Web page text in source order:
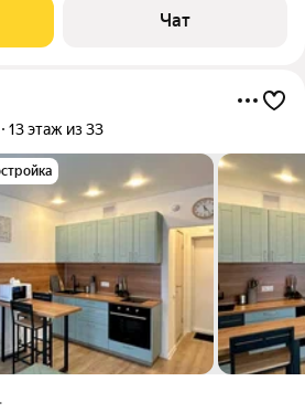
Чат
13 этаж из 33